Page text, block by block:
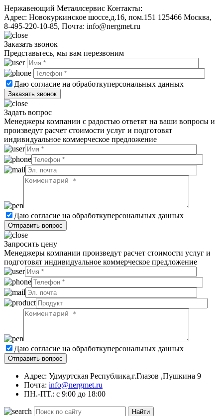
Нержавеющий Металлсервис Контакты:
Адрес: Новокуркинское шоссе,д.16, пом.151 125466 Москва,
8-495-220-10-85, Почта: info@nergmet.ru
Заказать звонок
Представьтесь, мы вам перезвоним
Даю согласие на обработкуперсональных данных
Задать вопрос
Менеджеры компании с радостью ответят на ваши вопросы и
произведут расчет стоимости услуг и подготовят
индивидуальное коммерческое предложение
Даю согласие на обработкуперсональных данных
Запросить цену
Менеджеры компании произведут расчет стоимости услуг и
подготовят индивидуальное коммерческое предложение
Даю согласие на обработкуперсональных данных
Адрес: Удмуртская Республика,г.Глазов ,Пушкина 9
Почта: info@nergmet.ru
ПН.-ПТ.: с 9:00 до 18:00
Найти